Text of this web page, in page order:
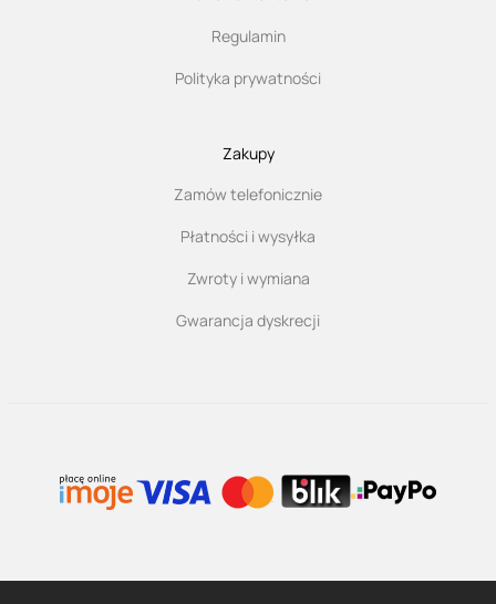
Regulamin
Polityka prywatności
Zakupy
Zamów telefonicznie
Płatności i wysyłka
Zwroty i wymiana
Gwarancja dyskrecji